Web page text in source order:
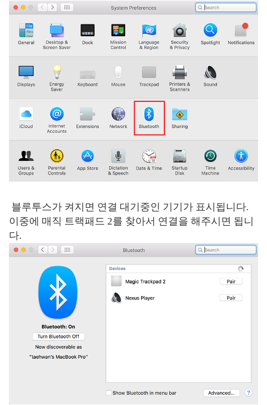
블루투스가 켜지면 연결 대기중인 기기가 표시됩니다.
이중에 매직 트랙패드 2를 찾아서 연결을 해주시면 됩니
다.